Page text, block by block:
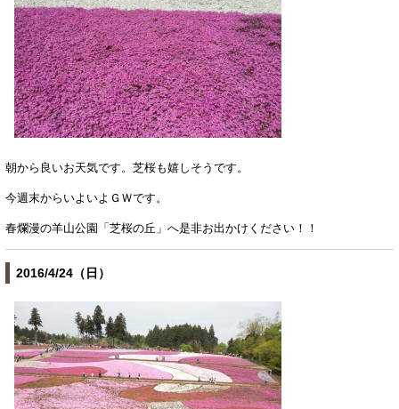
朝から良いお天気です。芝桜も嬉しそうです。
今週末からいよいよＧＷです。
春爛漫の羊山公園「芝桜の丘」へ是非お出かけください！！
2016/4/24（日）